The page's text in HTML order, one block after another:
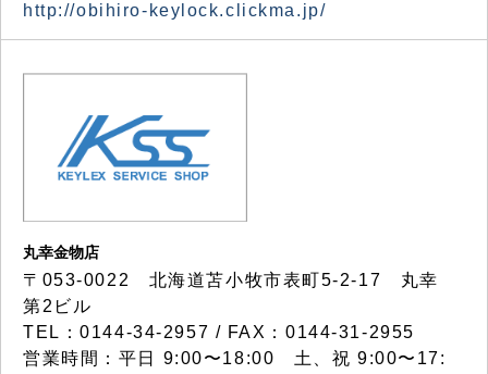
http://obihiro-keylock.clickma.jp/
丸幸金物店
〒053-0022 北海道苫小牧市表町5-2-17 丸幸
第2ビル
TEL：0144-34-2957 / FAX：0144-31-2955
営業時間：平日 9:00〜18:00 土、祝 9:00〜17: